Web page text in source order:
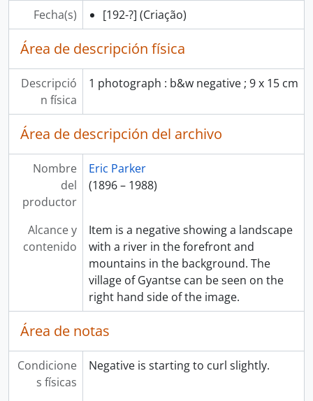
Fecha(s) [192-?] (Criação)
Área de descripción física
Descripció
n física
1 photograph : b&w negative ; 9 x 15 cm
Área de descripción del archivo
Nombre
del
productor
Eric Parker
(1896 – 1988)
Alcance y
contenido
Item is a negative showing a landscape
with a river in the forefront and
mountains in the background. The
village of Gyantse can be seen on the
right hand side of the image.
Área de notas
Condicione
s físicas
Negative is starting to curl slightly.